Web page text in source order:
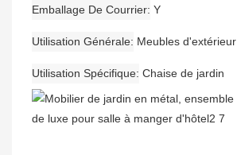
Emballage De Courrier Y
Utilisation Générale Meubles d'extérieur
Utilisation Spécifique Chaise de jardin